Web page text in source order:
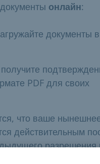
онлайн:
документы в
PDF для своих
что ваше
действительным
разрешения
в том же объеме, что